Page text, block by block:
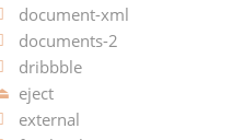
document-xml
documents-2
dribbble
eject
external